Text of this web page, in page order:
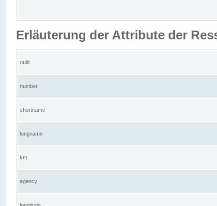
Erläuterung der Attribute der
uuid
number
shortname
longname
km
agency